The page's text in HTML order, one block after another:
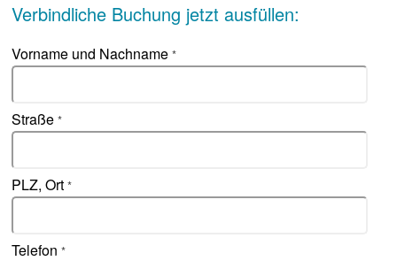
Verbindliche Buchung jetzt ausfüllen:
Vorname und Nachname*
Straße*
PLZ, Ort*
Telefon*